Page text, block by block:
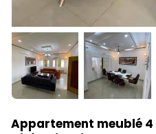
Appartement meublé